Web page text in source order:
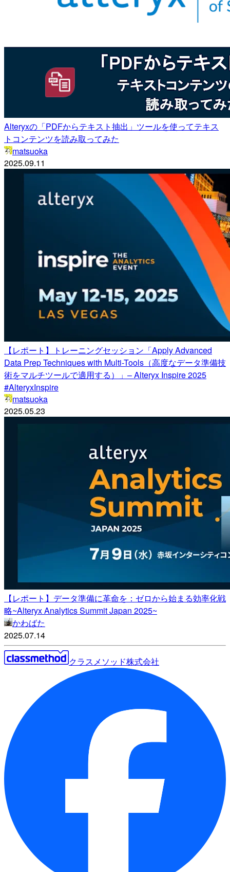
Alteryxの「PDFからテキスト抽出」ツールを使ってテキス
トコンテンツを読み取ってみた
matsuoka
2025.09.11
【レポート】トレーニングセッション「Apply Advanced
Data Prep Techniques with Multi-Tools（高度なデータ準備技
術をマルチツールで適用する）」– Alteryx Inspire 2025
#AlteryxInspire
matsuoka
2025.05.23
【レポート】データ準備に革命を：ゼロから始まる効率化戦
略~Alteryx Analytics Summit Japan 2025~
かわばた
2025.07.14
クラスメソッド株式会社